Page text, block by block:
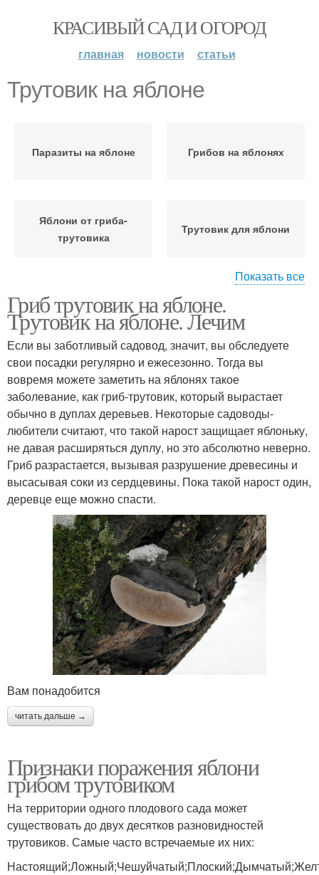
КРАСИВЫЙ САД И ОГОРОД
главная новости статьи
Трутовик на яблоне
Паразиты на яблоне Грибов на яблонях
Яблони от гриба-
трутовика
Трутовик для яблони
Симбиоз с яблоней
Показать все
Гриб трутовик на яблоне.
Трутовик на яблоне. Лечим
Если вы заботливый садовод, значит, вы обследуете
свои посадки регулярно и ежесезонно. Тогда вы
вовремя можете заметить на яблонях такое
заболевание, как гриб-трутовик, который вырастает
обычно в дуплах деревьев. Некоторые садоводы-
любители считают, что такой нарост защищает яблоньку,
не давая расширяться дуплу, но это абсолютно неверно.
Гриб разрастается, вызывая разрушение древесины и
высасывая соки из сердцевины. Пока такой нарост один,
деревце еще можно спасти.
Вам понадобится
читать дальше →
Признаки поражения яблони
грибом трутовиком
На территории одного плодового сада может
существовать до двух десятков разновидностей
трутовиков. Самые часто встречаемые их них: